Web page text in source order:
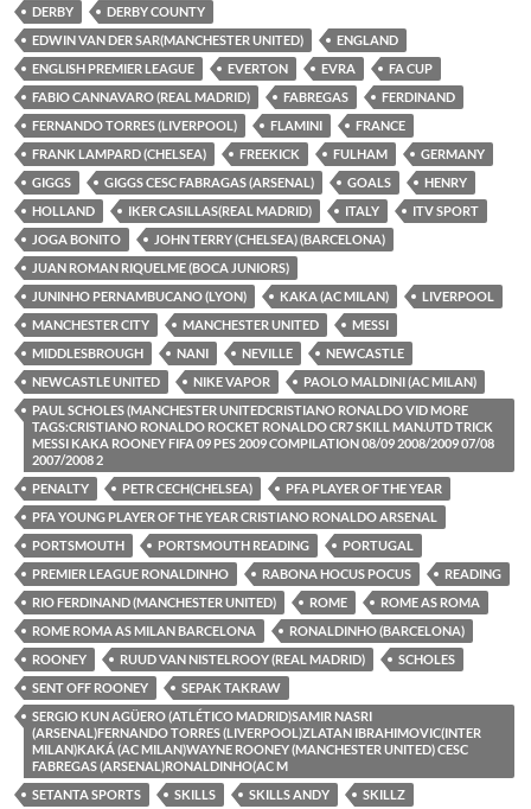
DERBY
DERBY COUNTY
EDWIN VAN DER SAR(MANCHESTER UNITED)
ENGLAND
ENGLISH PREMIER LEAGUE
EVERTON EVRA
FA CUP
FABIO CANNAVARO (REAL MADRID)
FABREGAS
FERDINAND
FERNANDO TORRES (LIVERPOOL)
FLAMINI
FRANCE
FRANK LAMPARD (CHELSEA)
FREEKICK FULHAM
GERMANY
GIGGS
GIGGS CESC FABRAGAS (ARSENAL) GOALS
HENRY
HOLLAND
IKER CASILLAS(REAL MADRID) ITALY
ITV SPORT
JOGA BONITO
JOHN TERRY (CHELSEA) (BARCELONA)
JUAN ROMAN RIQUELME (BOCA JUNIORS)
JUNINHO PERNAMBUCANO (LYON)
KAKA (AC MILAN)
LIVERPOOL
MANCHESTER CITY
MANCHESTER UNITED
MESSI
MIDDLESBROUGH
NANI NEVILLE
NEWCASTLE
NEWCASTLE UNITED
NIKE VAPOR
PAOLO MALDINI (AC MILAN)
PAUL SCHOLES (MANCHESTER UNITEDCRISTIANO RONALDO VID MORE
TAGS:CRISTIANO RONALDO ROCKET RONALDO CR7 SKILL MAN.UTD TRICK
MESSI KAKA ROONEY FIFA 09 PES 2009 COMPILATION 08/09 2008/2009 07/08
2007/2008 2
PENALTY
PETR CECH(CHELSEA)
PFA PLAYER OF THE YEAR
PFA YOUNG PLAYER OF THE YEAR CRISTIANO RONALDO ARSENAL
PORTSMOUTH
PORTSMOUTH READING
PORTUGAL
PREMIER LEAGUE RONALDINHO
RABONA HOCUS POCUS
READING
RIO FERDINAND (MANCHESTER UNITED)
ROME
ROME AS ROMA
ROME ROMA AS MILAN BARCELONA
RONALDINHO (BARCELONA)
ROONEY
RUUD VAN NISTELROOY (REAL MADRID)
SCHOLES
SENT OFF ROONEY
SEPAK TAKRAW
SERGIO KUN AGÜERO (ATLÉTICO MADRID)SAMIR NASRI
(ARSENAL)FERNANDO TORRES (LIVERPOOL)ZLATAN IBRAHIMOVIC(INTER
MILAN)KAKÁ (AC MILAN)WAYNE ROONEY (MANCHESTER UNITED) CESC
FABREGAS (ARSENAL)RONALDINHO(AC M
SETANTA SPORTS
SKILLS SKILLS ANDY
SKILLZ